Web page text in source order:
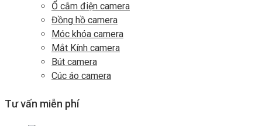
Ổ cắm điện camera
Đồng hồ camera
Móc khóa camera
Mắt Kính camera
Bút camera
Cúc áo camera
Tư vấn miễn phí